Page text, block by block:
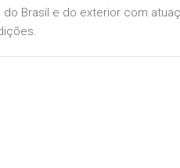
Brasil e do exterior com